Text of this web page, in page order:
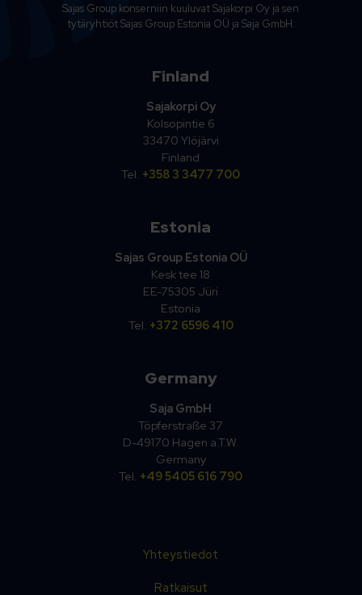
Sajas Group konserniin kuuluvat Sajakorpi Oy ja sen
tytäryhtiöt Sajas Group Estonia OÜ ja Saja GmbH.
Finland
Sajakorpi Oy
Kolsopintie 6
33470 Ylöjärvi
Finland
Tel. +358 3 3477 700
Estonia
Sajas Group Estonia OÜ
Kesk tee 18
EE-75305 Jüri
Estonia
Tel. +372 6596 410
Germany
Saja GmbH
Töpferstraße 37
D-49170 Hagen a.T.W.
Germany
Tel. +49 5405 616 790
Yhteystiedot
Ratkaisut